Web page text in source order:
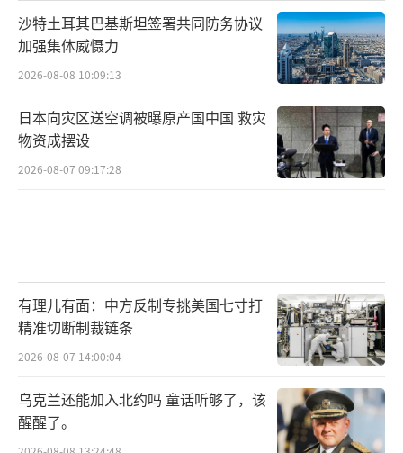
沙特土耳其巴基斯坦签署共同防务协议
加强集体威慑力
2026-08-08 10:09:13
日本向灾区送空调被曝原产国中国 救灾
物资成摆设
2026-08-07 09:17:28
有理儿有面：中方反制专挑美国七寸打
精准切断制裁链条
2026-08-07 14:00:04
乌克兰还能加入北约吗 童话听够了，该
醒醒了。